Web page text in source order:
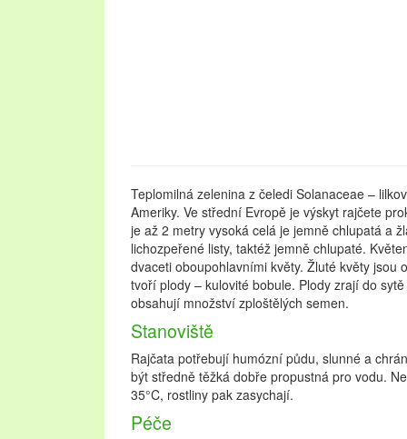
Teplomilná zelenina z čeledi Solanaceae –
Ameriky. Ve střední Evropě je výskyt rajčete
je až 2 metry vysoká celá je jemně chlupatá a
lichozpeřené listy, taktéž jemně chlupaté.
dvaceti oboupohlavními květy. Žluté květy jsou
tvoří plody – kulovité bobule. Plody zrají do
obsahují množství zploštělých semen.
Stanoviště
Rajčata potřebují humózní půdu, slunné a
být středně těžká dobře propustná pro vodu.
35°C, rostliny pak zasychají.
Péče